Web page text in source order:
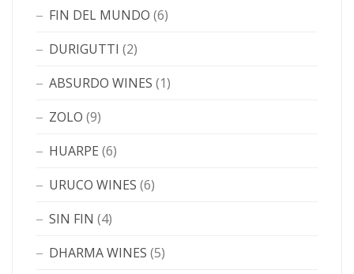
FIN DEL MUNDO (6)
DURIGUTTI (2)
ABSURDO WINES (1)
ZOLO (9)
HUARPE (6)
URUCO WINES (6)
SIN FIN (4)
DHARMA WINES (5)